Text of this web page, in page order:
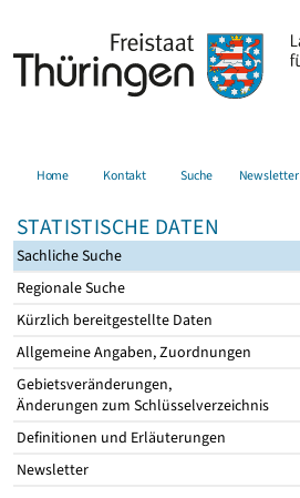
Home Kontakt Suche Newsletter
STATISTISCHE DATEN
Sachliche Suche
Regionale Suche
Kürzlich bereitgestellte Daten
Allgemeine Angaben, Zuordnungen
Gebietsveränderungen,
Änderungen zum Schlüsselverzeichnis
Definitionen und Erläuterungen
Newsletter